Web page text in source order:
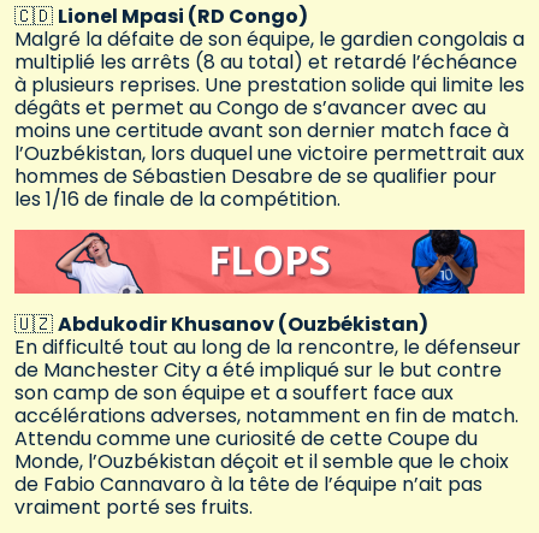
🇨🇩 Lionel Mpasi (RD Congo)
Malgré la défaite de son équipe, le gardien congolais a
multiplié les arrêts (8 au total) et retardé l’échéance
à plusieurs reprises. Une prestation solide qui limite les
dégâts et permet au Congo de s’avancer avec au
moins une certitude avant son dernier match face à
l’Ouzbékistan, lors duquel une victoire permettrait aux
hommes de Sébastien Desabre de se qualifier pour
les 1/16 de finale de la compétition.
🇺🇿Abdukodir Khusanov (Ouzbékistan)
En difficulté tout au long de la rencontre, le défenseur
de Manchester City a été impliqué sur le but contre
son camp de son équipe et a souffert face aux
accélérations adverses, notamment en fin de match.
Attendu comme une curiosité de cette Coupe du
Monde, l’Ouzbékistan déçoit et il semble que le choix
de Fabio Cannavaro à la tête de l’équipe n’ait pas
vraiment porté ses fruits.